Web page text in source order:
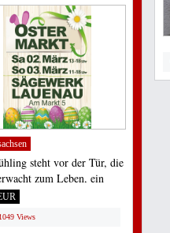
steht vor der Tür, die
zum Leben, ein
Views